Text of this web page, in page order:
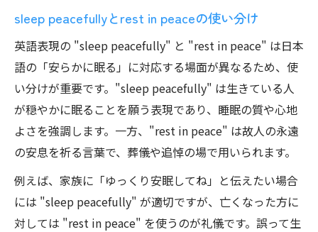
sleep peacefullyとrest in peaceの使い分け
英語表現の "sleep peacefully" と "rest in peace" は日本
語の「安らかに眠る」に対応する場面が異なるため、使
い分けが重要です。"sleep peacefully" は生きている人
が穏やかに眠ることを願う表現であり、睡眠の質や心地
よさを強調します。一方、"rest in peace" は故人の永遠
の安息を祈る言葉で、葬儀や追悼の場で用いられます。
例えば、家族に「ゆっくり安眠してね」と伝えたい場合
には "sleep peacefully" が適切ですが、亡くなった方に
対しては "rest in peace" を使うのが礼儀です。誤って生